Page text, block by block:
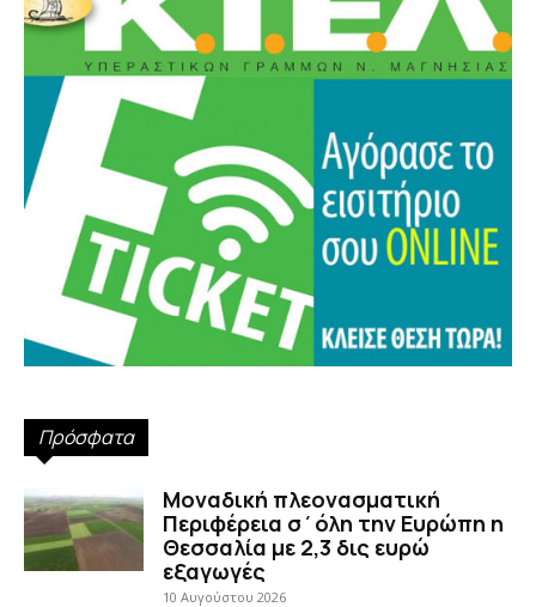
Πρόσφατα
Μοναδική πλεονασματική
Περιφέρεια σ΄όλη την Ευρώπη η
Θεσσαλία με 2,3 δις ευρώ
εξαγωγές
10 Αυγούστου 2026